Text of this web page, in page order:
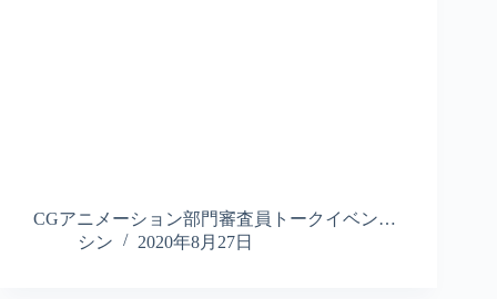
CGアニメーション部門審査員トークイベン…
シン
2020年8月27日